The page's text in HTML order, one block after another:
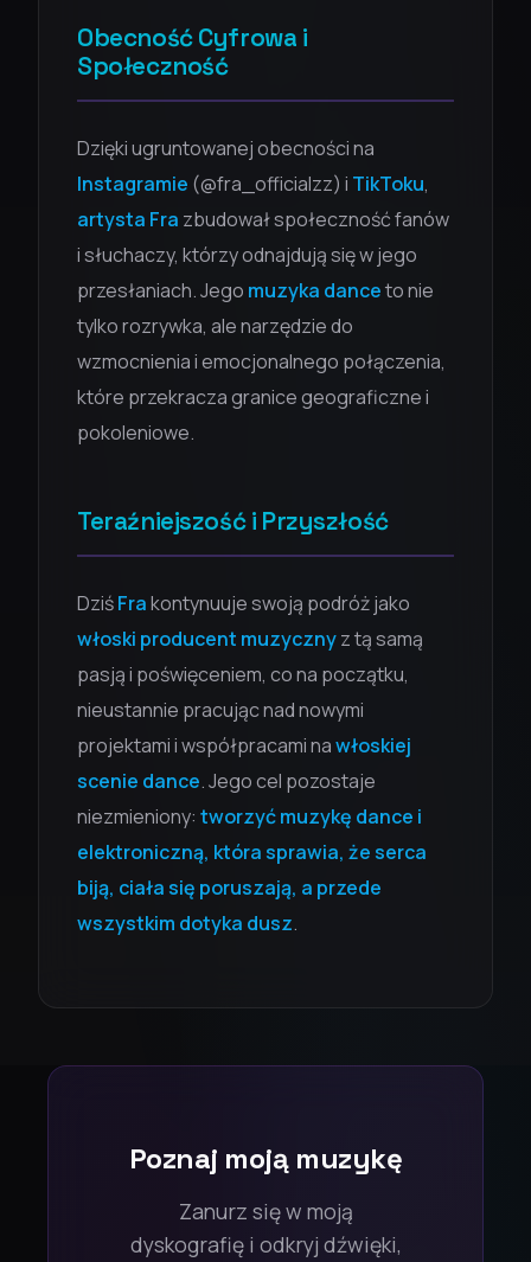
Obecność Cyfrowa i
Społeczność
Dzięki ugruntowanej obecności na
Instagramie (@fra_officialzz) i TikToku,
artysta Fra zbudował społeczność fanów
i słuchaczy, którzy odnajdują się w jego
przesłaniach. Jego muzyka danceto nie
tylko rozrywka, ale narzędzie do
wzmocnienia i emocjonalnego połączenia,
które przekracza granice geograficzne i
pokoleniowe.
Teraźniejszość i Przyszłość
DziśFrakontynuuje swoją podróż jako
włoski producent muzycznyz tą samą
pasją i poświęceniem, co na początku,
nieustannie pracując nad nowymi
projektami i współpracami nawłoskiej
scenie dance. Jego cel pozostaje
niezmieniony: tworzyć muzykę dance i
elektroniczną, która sprawia, że serca
biją, ciała się poruszają, a przede
wszystkim dotyka dusz.
Poznaj moją muzykę
Zanurz się w moją
dyskografię i odkryj dźwięki,